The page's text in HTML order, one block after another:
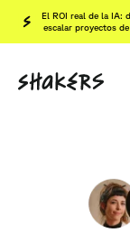
El ROI real de la IA:
escalar proyectos